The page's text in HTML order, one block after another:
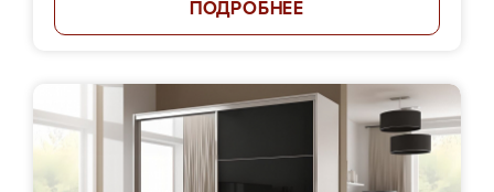
ПОДРОБНЕЕ